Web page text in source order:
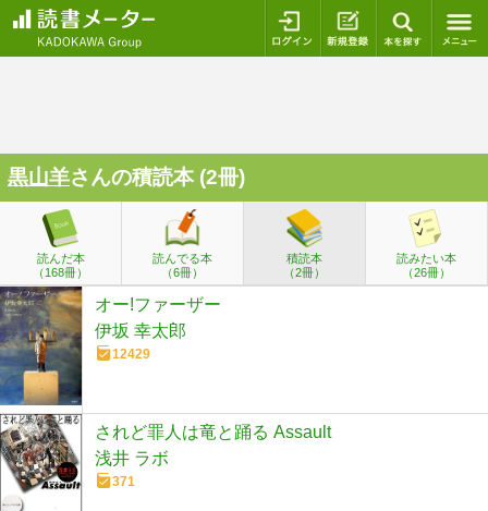
ログイン 新規登録
黒山羊さんの積読本 (2冊)
読んだ本
（168冊）
読んでる本
（6冊）
積読本
（2冊）
読みたい本
（26冊）
オー!ファーザー
伊坂 幸太郎
12429
されど罪人は竜と踊る Assault
浅井 ラボ
371